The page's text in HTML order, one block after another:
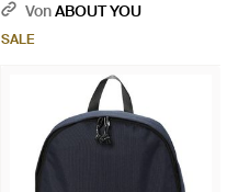
VonABOUT YOU
SALE